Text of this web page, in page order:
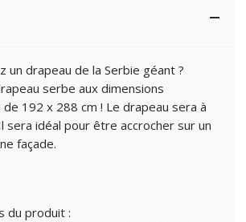
un drapeau de la Serbie géant ?
serbe aux dimensions
192 x 288 cm ! Le drapeau sera à
sera idéal pour être accrocher sur un
façade.
du produit :